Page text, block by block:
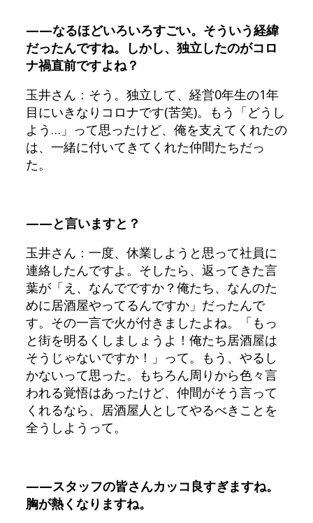
——なるほどいろいろすごい。そういう経緯
だったんですね。しかし、独立したのがコロ
ナ禍直前ですよね？
玉井さん：そう。独立して、経営0年生の1年
目にいきなりコロナです(苦笑)。もう「どうし
よう…」って思ったけど、俺を支えてくれたの
は、一緒に付いてきてくれた仲間たちだっ
た。
——と言いますと？
玉井さん：一度、休業しようと思って社員に
連絡したんですよ。そしたら、返ってきた言
葉が「え、なんでですか？俺たち、なんのた
めに居酒屋やってるんですか」だったんで
す。その一言で火が付きましたよね。「もっ
と街を明るくしましょうよ！俺たち居酒屋は
そうじゃないですか！」って。もう、やるし
かないって思った。もちろん周りから色々言
われる覚悟はあったけど、仲間がそう言って
くれるなら、居酒屋人としてやるべきことを
全うしようって。
——スタッフの皆さんカッコ良すぎますね。
胸が熱くなりますね。